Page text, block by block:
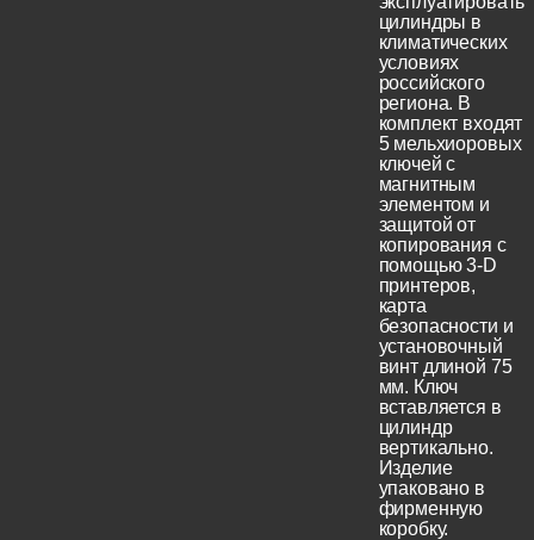
цилиндры в
климатических
условиях
российского
региона. В
комплект входят
5 мельхиоровых
ключей с
магнитным
элементом и
защитой от
копирования с
помощью 3-D
принтеров,
карта
безопасности и
установочный
винт длиной 75
мм. Ключ
вставляется в
цилиндр
вертикально.
Изделие
упаковано в
фирменную
коробку.